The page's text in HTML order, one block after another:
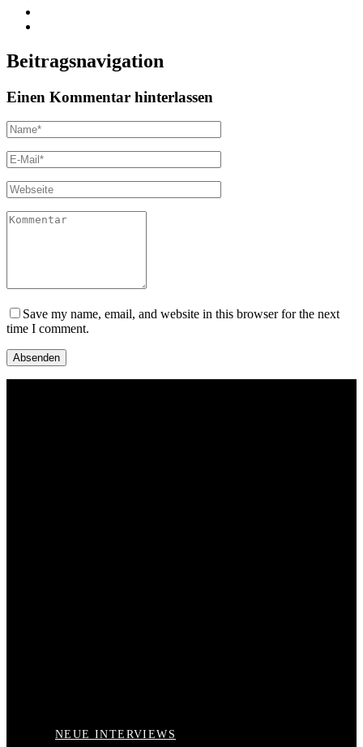
Beitragsnavigation
Einen Kommentar hinterlassen
Save my name, email, and website in this browser for the next
time I comment.
NEUE INTERVIEWS